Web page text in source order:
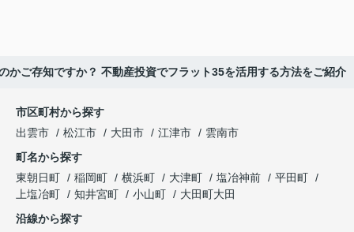
かご存知ですか？ 不動産投資でフラット35を活用する方法をご紹介
市区町村から探す
出雲市
松江市 大田市 江津市
雲南市
町名から探す
東朝日町
稲岡町 横浜町 大津町 塩冶神前
平田町
上塩冶町
知井宮町 小山町
大田町大田
沿線から探す